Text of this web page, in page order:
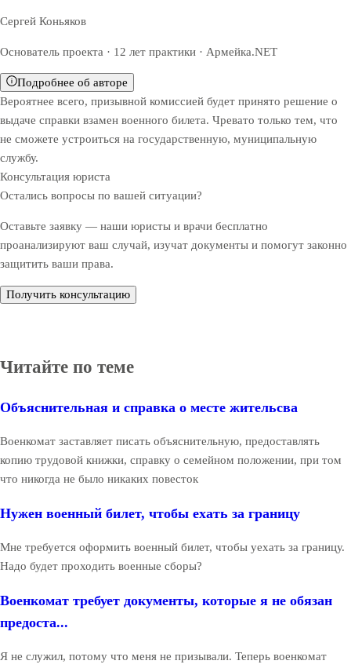
Сергей Коньяков
Основатель проекта · 12 лет практики · Армейка.NET
Подробнее об авторе
Вероятнее всего, призывной комиссией будет принято решение о
выдаче справки взамен военного билета. Чревато только тем, что
не сможете устроиться на государственную, муниципальную
службу.
Консультация юриста
Остались вопросы по вашей ситуации?
Оставьте заявку — наши юристы и врачи бесплатно
проанализируют ваш случай, изучат документы и помогут законно
защитить ваши права.
Получить консультацию
Читайте по теме
Объяснительная и справка о месте жительсва
Военкомат заставляет писать объяснительную, предоставлять
копию трудовой книжки, справку о семейном положении, при том
что никогда не было никаких повесток
Нужен военный билет, чтобы ехать за границу
Мне требуется оформить военный билет, чтобы уехать за границу.
Надо будет проходить военные сборы?
Военкомат требует документы, которые я не обязан
предоста...
Я не служил, потому что меня не призывали. Теперь военкомат